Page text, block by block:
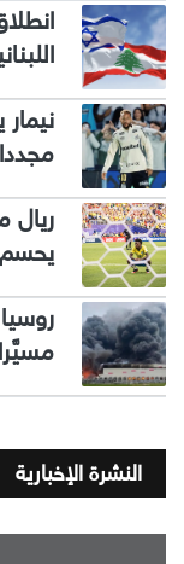
ريال
النشرة الإخبارية